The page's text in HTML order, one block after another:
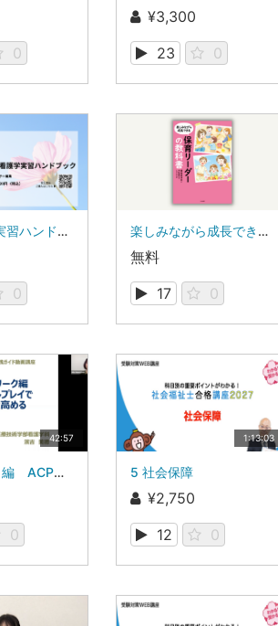
0
¥3,300
23
0
成人看護学実習ハンドブック 紹介動画
0
楽しみながら成長できる 保育リーダーの教科書
無料
17
0
42:57
Vol.3 ワーク編 ACPロールプレイで実践力を高める
0
1:13:03
5 社会保障
¥2,750
12
0